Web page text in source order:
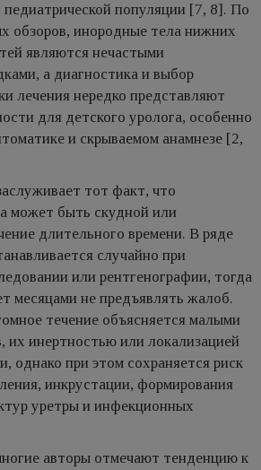
педиатрической популяции [7, 8]. По
обзоров, инородные тела нижних
являются нечастыми
а диагностика и выбор
лечения нередко представляют
для детского уролога, особенно
и скрываемом анамнезе [2,
тот факт, что
может быть скудной или
длительного времени. В ряде
случайно при
или рентгенографии, тогда
месяцами не предъявлять жалоб.
течение объясняется малыми
их инертностью или локализацией
однако при этом сохраняется риск
инкрустации, формирования
уретры и инфекционных
авторы отмечают тенденцию к